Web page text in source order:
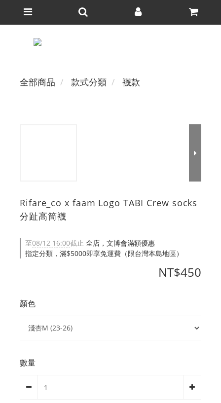
全部商品 款式分類 襪款
Rifare_co x faam Logo TABI Crew socks
分趾高筒襪
至08/12 16:00截止 全店，文博會滿額優惠
指定分類，滿$5000即享免運費（限台灣本島地區）
NT$450
顏色
數量